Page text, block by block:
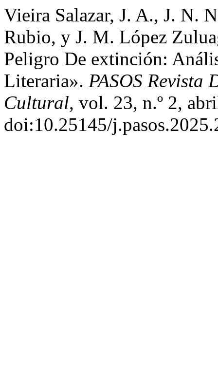
Vieira Salazar, J. A., J. N.
Rubio, y J. M. López
Peligro De extinción:
Literaria». PASOS Revista
Cultural, vol. 23, n.º 2,
doi:10.25145/